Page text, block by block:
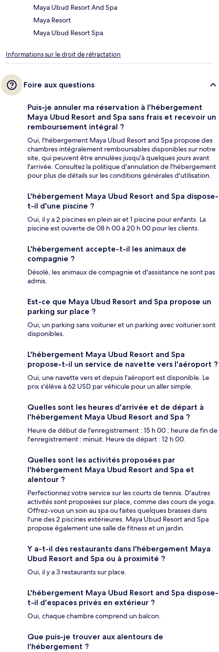
Maya Ubud Resort And Spa
Maya Resort
Maya Ubud Resort Spa
Informations sur le droit de rétractation
Foire aux questions
Puis-je annuler ma réservation à l'hébergement
Maya Ubud Resort and Spa sans frais et recevoir un
remboursement intégral ?
Oui, l'hébergement Maya Ubud Resort and Spa propose des
chambres intégralement remboursables disponibles sur notre
site, qui peuvent être annulées jusqu'à quelques jours avant
l'arrivée. Consultez la politique d'annulation de l'hébergement
pour plus de détails sur les conditions générales d'utilisation.
L'hébergement Maya Ubud Resort and Spa dispose-
t-il d'une piscine ?
Oui, il y a 2 piscines en plein air et 1 piscine pour enfants. La
piscine est ouverte de 08 h 00 à 20 h 00 pour les clients.
L'hébergement accepte-t-il les animaux de
compagnie ?
Désolé, les animaux de compagnie et d'assistance ne sont pas
admis.
Est-ce que Maya Ubud Resort and Spa propose un
parking sur place ?
Oui, un parking sans voiturier et un parking avec voiturier sont
disponibles.
L'hébergement Maya Ubud Resort and Spa
propose-t-il un service de navette vers l'aéroport ?
Oui, une navette vers et depuis l'aéroport est disponible. Le
prix s'élève à 62 USD par véhicule pour un aller simple.
Quelles sont les heures d'arrivée et de départ à
l'hébergement Maya Ubud Resort and Spa ?
Heure de début de l'enregistrement : 15 h 00 ; heure de fin de
l'enregistrement : minuit. Heure de départ : 12 h 00.
Quelles sont les activités proposées par
l'hébergement Maya Ubud Resort and Spa et
alentour ?
Perfectionnez votre service sur les courts de tennis. D'autres
activités sont proposées sur place, comme des cours de yoga.
Offrez-vous un soin au spa ou faites quelques brasses dans
l'une des 2 piscines extérieures. Maya Ubud Resort and Spa
propose également une salle de fitness et un jardin.
Y a-t-il des restaurants dans l'hébergement Maya
Ubud Resort and Spa ou à proximité ?
Oui, il y a 3 restaurants sur place.
L'hébergement Maya Ubud Resort and Spa dispose-
t-il d'espaces privés en extérieur ?
Oui, chaque chambre comprend un balcon.
Que puis-je trouver aux alentours de
l'hébergement ?